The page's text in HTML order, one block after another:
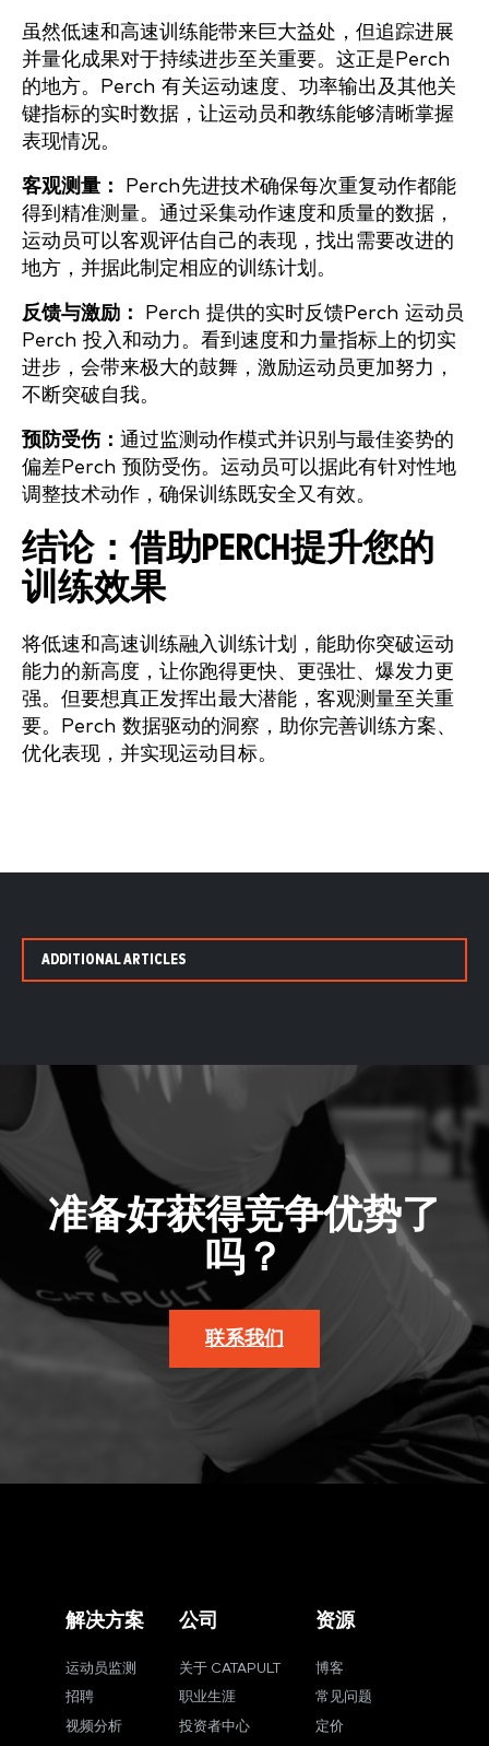
虽然低速和高速训练能带来巨大益处，但追踪进展
并量化成果对于持续进步至关重要。这正是Perch
的地方。Perch 有关运动速度、功率输出及其他关
键指标的实时数据，让运动员和教练能够清晰掌握
表现情况。
客观测量：
Perch先进技术确保每次重复动作都能
得到精准测量。通过采集动作速度和质量的数据，
运动员可以客观评估自己的表现，找出需要改进的
地方，并据此制定相应的训练计划。
反馈与激励：
Perch 提供的实时反馈Perch 运动员
Perch 投入和动力。看到速度和力量指标上的切实
进步，会带来极大的鼓舞，激励运动员更加努力，
不断突破自我。
预防受伤： 通过监测动作模式并识别与最佳姿势的
偏差Perch 预防受伤。运动员可以据此有针对性地
调整技术动作，确保训练既安全又有效。
结论：借助PERCH提升您的
训练效果
将低速和高速训练融入训练计划，能助你突破运动
能力的新高度，让你跑得更快、更强壮、爆发力更
强。但要想真正发挥出最大潜能，客观测量至关重
要。Perch 数据驱动的洞察，助你完善训练方案、
优化表现，并实现运动目标。
ADDITIONAL ARTICLES
准备好获得竞争优势了
吗？
联系我们
解决方案
运动员监测
招聘
视频分析
公司
关于 CATAPULT
职业生涯
投资者中心
资源
博客
常见问题
定价